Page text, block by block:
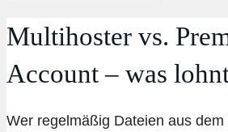
Multihoster vs.
Account – was
Wer regelmäßig Dateien aus